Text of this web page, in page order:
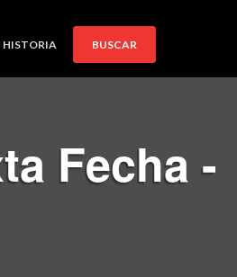
HISTORIA BUSCAR